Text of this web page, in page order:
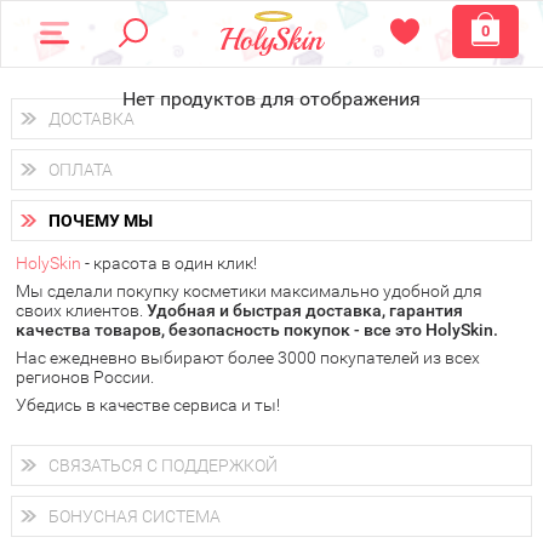
0
Нет продуктов для отображения
ДОСТАВКА
Доставка осуществляетсяпо всем городам России.
Вы можете выбрать доставку курьером, Почтой России или
получить заказ в пунктах выдачи PickPoint или пункте
самовывоза.
В 20 городах России доставка осуществляется ужена
следующий день.
у Вас всегда есть возможность получитьбесплатную
доставку от HolySkin.
подробнее об условиях доставки и оплаты в Вашем городе
ОПЛАТА
Вы можете оплатить свой заказ любым удобным способом:
наличными деньгами (
через интернет-банк (Альфа-банк, Сбербанк) и другими
электронными способами.
ПОЧЕМУ МЫ
HolySkin - красота в один клик!
Мы сделали покупку косметики максимально удобной для
своих клиентов. Удобная и быстрая доставка, гарантия
качества товаров, безопасность покупок - все это HolySkin.
Нас ежедневно выбирают более 3000 покупателей из всех
регионов России.
Убедись в качестве сервиса и ты!
СВЯЗАТЬСЯ С ПОДДЕРЖКОЙ
+7 (800) 707-24-55
Мы будем рады ответить на все Ваши вопросы по работе
магазина, проконсультировать по товарам, рассказать о
БОНУСНАЯ СИСТЕМА